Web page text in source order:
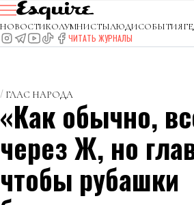
НОВОСТИКОЛУМНИСТЫЛЮДИСОБЫТИЯ
ЧИТАТЬ ЖУРНАЛЫ
ГЛАС НАРОДА
«Как обычно,
через Ж, но
чтобы рубашки